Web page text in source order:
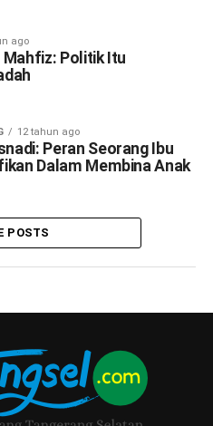
ago
Mahfiz: Politik Itu
12 tahun ago
Peran Seorang Ibu
Dalam Membina Anak
POSTS